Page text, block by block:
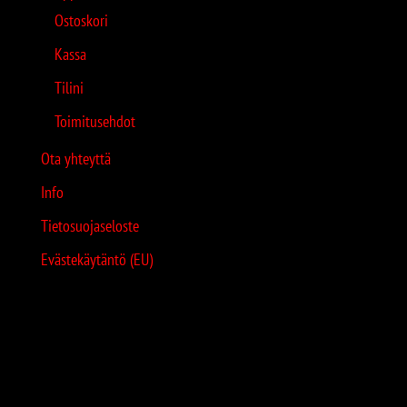
Ostoskori
Kassa
Tilini
Toimitusehdot
Ota yhteyttä
Info
Tietosuojaseloste
Evästekäytäntö (EU)